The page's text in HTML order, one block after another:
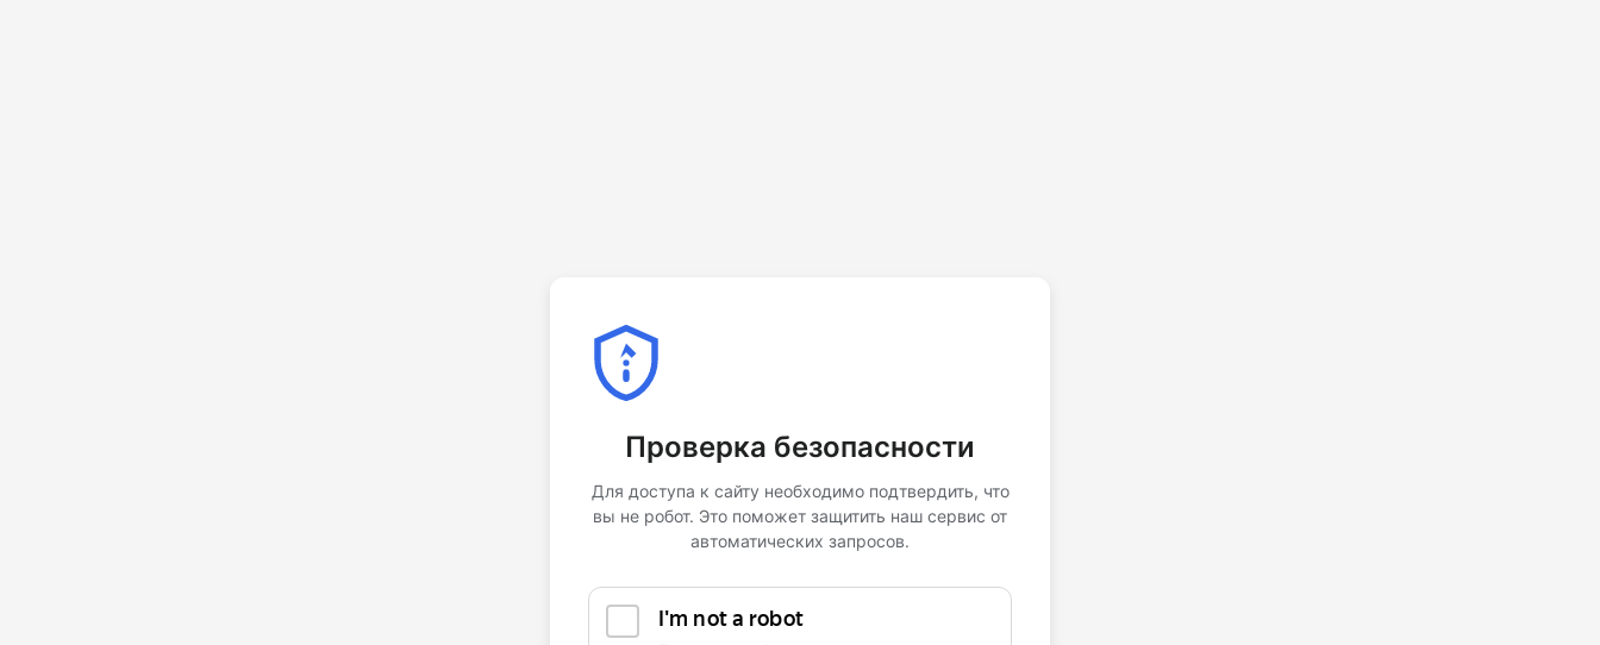
Проверка безопасности
Для доступа к сайту необходимо подтвердить, что
вы не робот. Это поможет защитить наш сервис от
автоматических запросов.